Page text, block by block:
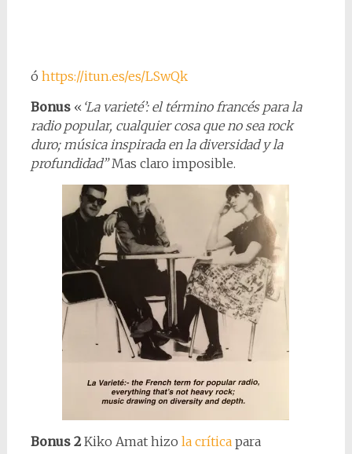
ó https://itun.es/es/LSwQk
Bonus « ‘La varieté’: el término francés para la
radio popular, cualquier cosa que no sea rock
duro; música inspirada en la diversidad y la
profundidad”Mas claro imposible.
Bonus 2Kiko Amat hizo la críticapara